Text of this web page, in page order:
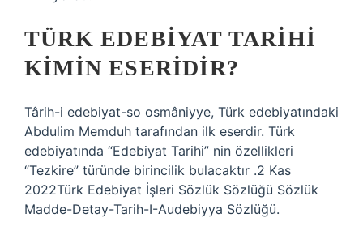
TÜRK EDEBIYAT TARIHI
KIMIN ESERIDIR?
Târih-i edebiyat-so osmâniyye, Türk edebiyatındaki
Abdulim Memduh tarafından ilk eserdir. Türk
edebiyatında “Edebiyat Tarihi” nin özellikleri
“Tezkire” türünde birincilik bulacaktır .2 Kas
2022Türk Edebiyat İşleri Sözlük Sözlüğü Sözlük
Madde-Detay-Tarih-I-Audebiyya Sözlüğü.